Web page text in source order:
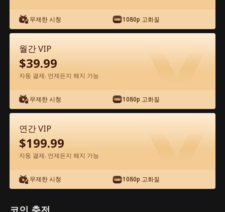
에피소드 24 - 권력의 향연 전체 영화
0-49 50-51 모든 에피소드
24 25
무제한 시청 1080p 고화질
월간 VIP
$39.99
자동 결제. 언제든지 해지 가능
무제한 시청 1080p 고화질
연간 VIP
$199.99
자동 결제. 언제든지 해지 가능
무제한 시청 1080p 고화질